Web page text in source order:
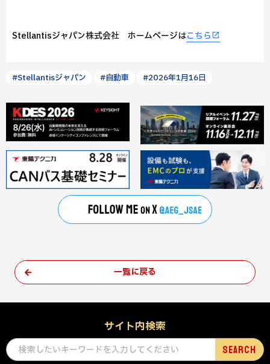
Stellantisジャパン株式会社 ホームページはこちら
#Stellantisジャパン #自動車 #2026年1月16日
一覧に戻る
サイト内検索